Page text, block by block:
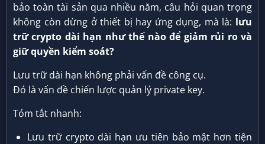
bảo toàn tài sản qua nhiều năm, câu hỏi quan trọng
không còn dừng ở thiết bị hay ứng dụng, mà là: lưu
trữ crypto dài hạn như thế nào để giảm rủi ro và
giữ quyền kiểm soát?
Lưu trữ dài hạn không phải vấn đề công cụ.
Đó là vấn đề chiến lược quản lý private key.
Tóm tắt nhanh:
Lưu trữ crypto dài hạn ưu tiên bảo mật hơn tiện